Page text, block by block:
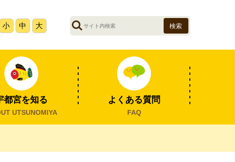
小 中 大
サ
イ
ト
都宮を知る
UTSUNOMIYA
よくある質問
FAQ